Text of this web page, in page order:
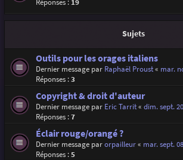
Réponses : 19
Sujets
Outils pour les orages italiens
Dernier message par Raphaël Proust« mar.
Réponses :3
Copyright & droit d'auteur
Dernier message par Eric Tarrit« dim. sept.
Réponses :7
Éclair rouge/orangé ?
Dernier message parorpailleur« mar. sept.
Réponses :5